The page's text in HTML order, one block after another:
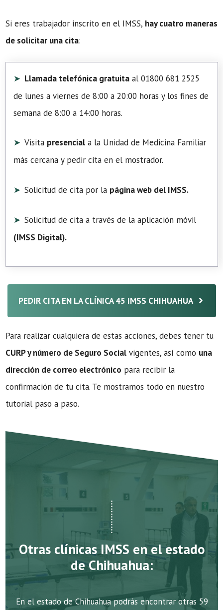
Si eres trabajador inscrito en el IMSS, hay cuatro maneras
de solicitar una cita:
Llamada telefónica gratuita al 01800 681 2525
de lunes a viernes de 8:00 a 20:00 horas y los fines de
semana de 8:00 a 14:00 horas.
Visita presencial a la Unidad de Medicina Familiar
más cercana y pedir cita en el mostrador.
Solicitud de cita por la página web del IMSS.
Solicitud de cita a través de la aplicación móvil
(IMSS Digital).
PEDIR CITA EN LA CLÍNICA 45 IMSS CHIHUAHUA
Para realizar cualquiera de estas acciones, debes tener tu
CURP y número de Seguro Social vigentes, así como una
dirección de correo electrónico para recibir la
confirmación de tu cita. Te mostramos todo en nuestro
tutorial paso a paso.
Otras clínicas IMSS en el estado
de Chihuahua:
En el estado de Chihuahua podrás encontrar otras 59